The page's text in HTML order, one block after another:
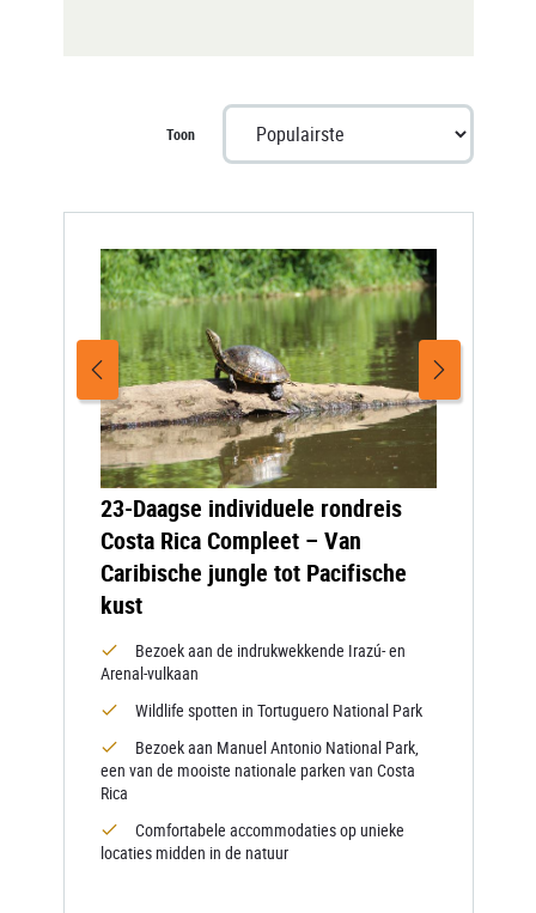
Toon
23-Daagse individuele rondreis
Costa Rica Compleet – Van
Caribische jungle tot Pacifische
kust
Bezoek aan de indrukwekkende Irazú- en
Arenal-vulkaan
Wildlife spotten in Tortuguero National Park
Bezoek aan Manuel Antonio National Park,
een van de mooiste nationale parken van Costa
Rica
Comfortabele accommodaties op unieke
locaties midden in de natuur